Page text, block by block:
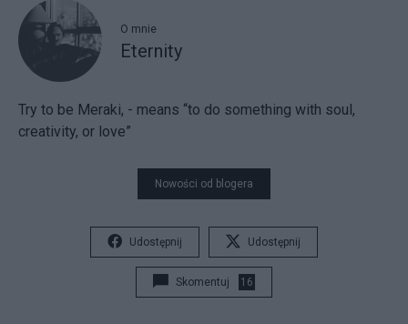
O mnie
Eternity
Try to be Meraki, - means “to do something with soul,
creativity, or love”
Nowości od blogera
Udostępnij Udostępnij
Skomentuj 16